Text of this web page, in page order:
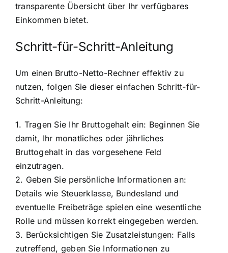
transparente Übersicht über Ihr verfügbares
Einkommen bietet.
Schritt-für-Schritt-Anleitung
Um einen Brutto-Netto-Rechner effektiv zu
nutzen, folgen Sie dieser einfachen Schritt-für-
Schritt-Anleitung:
1. Tragen Sie Ihr Bruttogehalt ein: Beginnen Sie
damit, Ihr monatliches oder jährliches
Bruttogehalt in das vorgesehene Feld
einzutragen.
2. Geben Sie persönliche Informationen an:
Details wie Steuerklasse, Bundesland und
eventuelle Freibeträge spielen eine wesentliche
Rolle und müssen korrekt eingegeben werden.
3. Berücksichtigen Sie Zusatzleistungen: Falls
zutreffend, geben Sie Informationen zu